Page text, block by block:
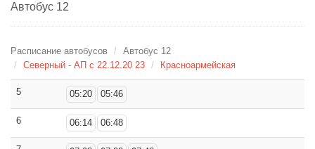
Автобус 12
Расписание автобусов
Автобус 12
Северный - АП с 22.12.20 23
Красноармейская
5 05:20 05:46
6 06:14 06:48